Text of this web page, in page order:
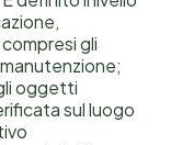
gli
oggetti
sul luogo